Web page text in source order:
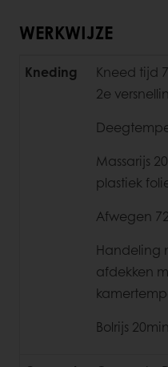
WERKWIJZE
Kneding
Kneed tijd
2e
Massarijs
plastiek
Afwegen
Handeling
afdekken
Bolrijs